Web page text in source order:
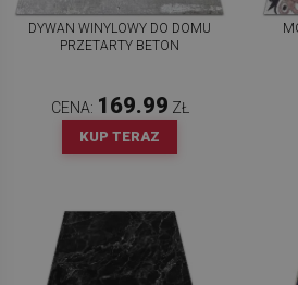
DYWAN WINYLOWY DO DOMU
PRZETARTY BETON
CENA: 169.99 ZŁ
KUP TERAZ